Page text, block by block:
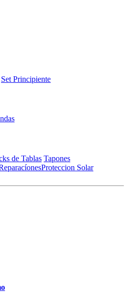
Set Principiente
de Tablas Tapones
Proteccion Solar